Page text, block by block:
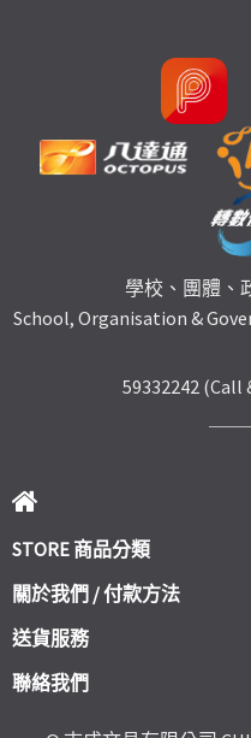
學校、團體、
School, Organisation &
59332242 (Call
STORE 商品分類
關於我們 / 付款方法
送貨服務
聯絡我們